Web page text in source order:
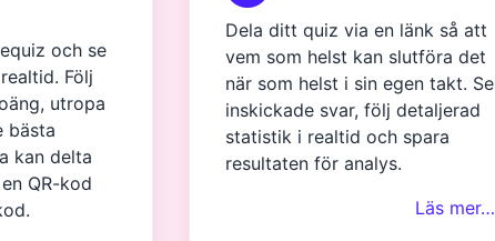
och se
Följ
utropa
bästa
kan delta
QR-kod
Dela ditt quiz via en länk så att
vem som helst kan slutföra det
när som helst i sin egen takt. Se
inskickade svar, följ detaljerad
statistik i realtid och spara
resultaten för analys.
Läs mer…